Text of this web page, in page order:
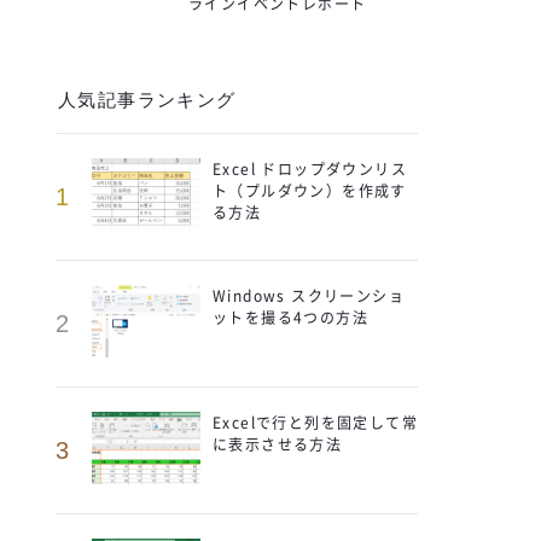
人気記事ランキング
1
Excel ドロップダウンリス
ト（プルダウン）を作成す
る方法
2
Windows スクリーンショ
ットを撮る4つの方法
3
Excelで行と列を固定して常
に表示させる方法